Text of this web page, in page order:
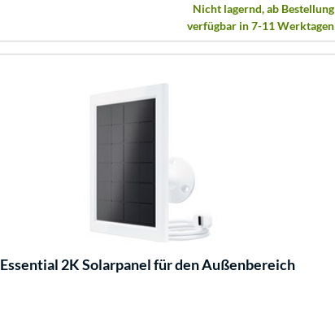
Nicht lagernd, ab Bestellung
verfügbar in 7-11 Werktagen
Essential 2K Solarpanel für den Außenbereich